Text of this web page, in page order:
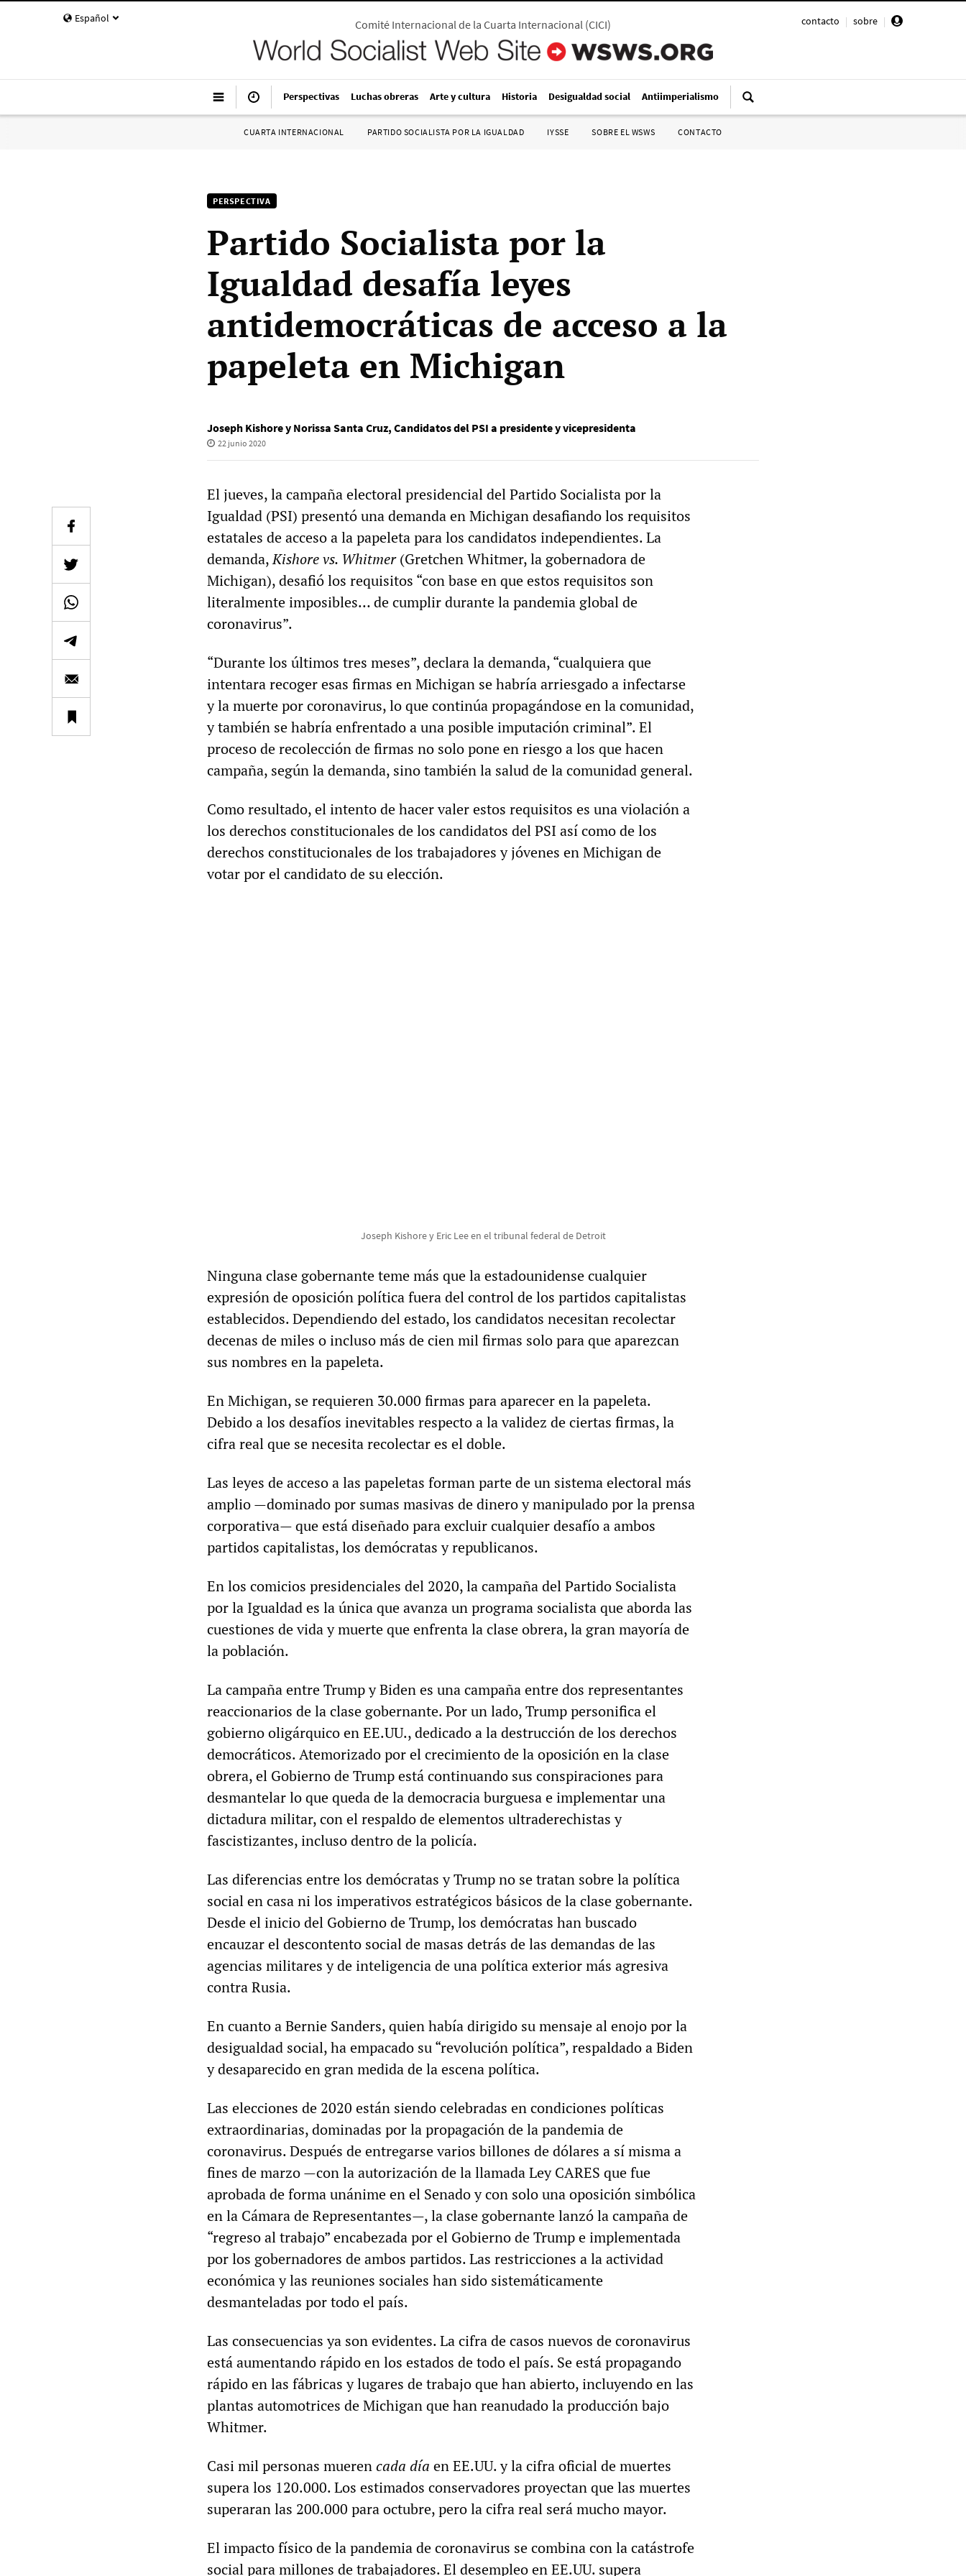
Español contacto | sobre |
Comité Internacional de la Cuarta Internacional (CICI)
Perspectivas Luchas obreras Arte y cultura Historia Desigualdad social Antiimperialismo
CUARTA INTERNACIONAL PARTIDO SOCIALISTA POR LA IGUALDAD IYSSE SOBRE EL WSWS CONTACTO
PERSPECTIVA
Partido Socialista por la
Igualdad desafía leyes
antidemocráticas de acceso a la
papeleta en Michigan
Joseph Kishore y Norissa Santa Cruz, Candidatos del PSI a presidente y vicepresidenta
22 junio 2020
El jueves, la campaña electoral presidencial del Partido Socialista por la
Igualdad (PSI) presentó una demanda en Michigan desafiando los requisitos
estatales de acceso a la papeleta para los candidatos independientes. La
demanda,Kishore vs. Whitmer(Gretchen Whitmer, la gobernadora de
Michigan), desafió los requisitos “con base en que estos requisitos son
literalmente imposibles… de cumplir durante la pandemia global de
coronavirus”.
“Durante los últimos tres meses”, declara la demanda, “cualquiera que
intentara recoger esas firmas en Michigan se habría arriesgado a infectarse
y la muerte por coronavirus, lo que continúa propagándose en la comunidad,
y también se habría enfrentado a una posible imputación criminal”. El
proceso de recolección de firmas no solo pone en riesgo a los que hacen
campaña, según la demanda, sino también la salud de la comunidad general.
Como resultado, el intento de hacer valer estos requisitos es una violación a
los derechos constitucionales de los candidatos del PSI así como de los
derechos constitucionales de los trabajadores y jóvenes en Michigan de
votar por el candidato de su elección.
Joseph Kishore y Eric Lee en el tribunal federal de Detroit
Ninguna clase gobernante teme más que la estadounidense cualquier
expresión de oposición política fuera del control de los partidos capitalistas
establecidos. Dependiendo del estado, los candidatos necesitan recolectar
decenas de miles o incluso más de cien mil firmas solo para que aparezcan
sus nombres en la papeleta.
En Michigan, se requieren 30.000 firmas para aparecer en la papeleta.
Debido a los desafíos inevitables respecto a la validez de ciertas firmas, la
cifra real que se necesita recolectar es el doble.
Las leyes de acceso a las papeletas forman parte de un sistema electoral más
amplio —dominado por sumas masivas de dinero y manipulado por la prensa
corporativa— que está diseñado para excluir cualquier desafío a ambos
partidos capitalistas, los demócratas y republicanos.
En los comicios presidenciales del 2020, la campaña del Partido Socialista
por la Igualdad es la única que avanza un programa socialista que aborda las
cuestiones de vida y muerte que enfrenta la clase obrera, la gran mayoría de
la población.
La campaña entre Trump y Biden es una campaña entre dos representantes
reaccionarios de la clase gobernante. Por un lado, Trump personifica el
gobierno oligárquico en EE.UU., dedicado a la destrucción de los derechos
democráticos. Atemorizado por el crecimiento de la oposición en la clase
obrera, el Gobierno de Trump está continuando sus conspiraciones para
desmantelar lo que queda de la democracia burguesa e implementar una
dictadura militar, con el respaldo de elementos ultraderechistas y
fascistizantes, incluso dentro de la policía.
Las diferencias entre los demócratas y Trump no se tratan sobre la política
social en casa ni los imperativos estratégicos básicos de la clase gobernante.
Desde el inicio del Gobierno de Trump, los demócratas han buscado
encauzar el descontento social de masas detrás de las demandas de las
agencias militares y de inteligencia de una política exterior más agresiva
contra Rusia.
En cuanto a Bernie Sanders, quien había dirigido su mensaje al enojo por la
desigualdad social, ha empacado su “revolución política”, respaldado a Biden
y desaparecido en gran medida de la escena política.
Las elecciones de 2020 están siendo celebradas en condiciones políticas
extraordinarias, dominadas por la propagación de la pandemia de
coronavirus. Después de entregarse varios billones de dólares a sí misma a
fines de marzo —con la autorización de la llamada Ley CARES que fue
aprobada de forma unánime en el Senado y con solo una oposición simbólica
en la Cámara de Representantes—, la clase gobernante lanzó la campaña de
“regreso al trabajo” encabezada por el Gobierno de Trump e implementada
por los gobernadores de ambos partidos. Las restricciones a la actividad
económica y las reuniones sociales han sido sistemáticamente
desmanteladas por todo el país.
Las consecuencias ya son evidentes. La cifra de casos nuevos de coronavirus
está aumentando rápido en los estados de todo el país. Se está propagando
rápido en las fábricas y lugares de trabajo que han abierto, incluyendo en las
plantas automotrices de Michigan que han reanudado la producción bajo
Whitmer.
Casi mil personas muerencada día en EE.UU. y la cifra oficial de muertes
supera los 120.000. Los estimados conservadores proyectan que las muertes
superaran las 200.000 para octubre, pero la cifra real será mucho mayor.
El impacto físico de la pandemia de coronavirus se combina con la catástrofe
social para millones de trabajadores. El desempleo en EE.UU. supera